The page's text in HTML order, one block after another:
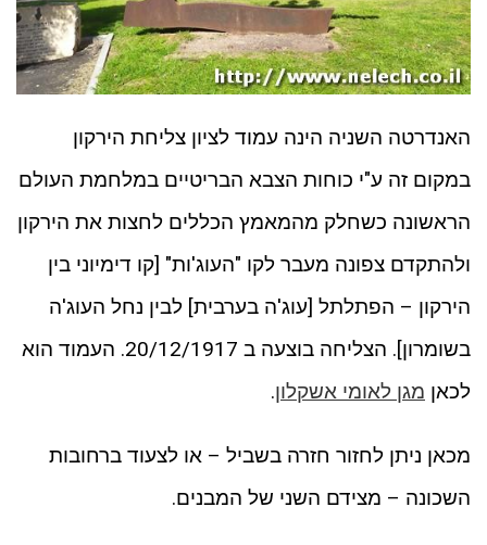
האנדרטה השניה הינה עמוד לציון צליחת הירקון
במקום זה ע"י כוחות הצבא הבריטיים במלחמת העולם
הראשונה כשחלק מהמאמץ הכללים לחצות את הירקון
ולהתקדם צפונה מעבר לקו "העוג'ות" [קו דימיוני בין
הירקון – הפתלתל [עוג'ה בערבית] לבין נחל העוג'ה
בשומרון]. הצליחה בוצעה ב 20/12/1917. העמוד הוא
לכאן מגן לאומי אשקלון.
מכאן ניתן לחזור חזרה בשביל – או לצעוד ברחובות
השכונה – מצידם השני של המבנים.